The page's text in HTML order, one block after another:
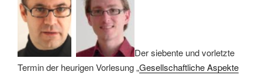
Der siebente und vorletzte
Termin der heurigen Vorlesung „Gesellschaftliche Aspekte